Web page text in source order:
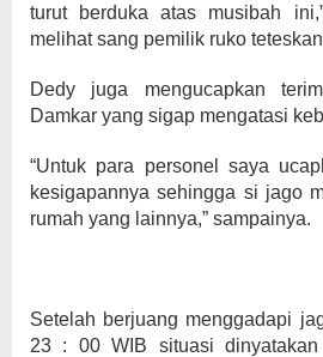
turut berduka atas musibah
melihat sang pemilik ruko
Dedy juga mengucapkan
Damkar yang sigap mengatasi
“Untuk para personel saya
kesigapannya sehingga si jago
rumah yang lainnya,” sampainya.
Setelah berjuang menggadapi
23 : 00 WIB situasi dinyatakan